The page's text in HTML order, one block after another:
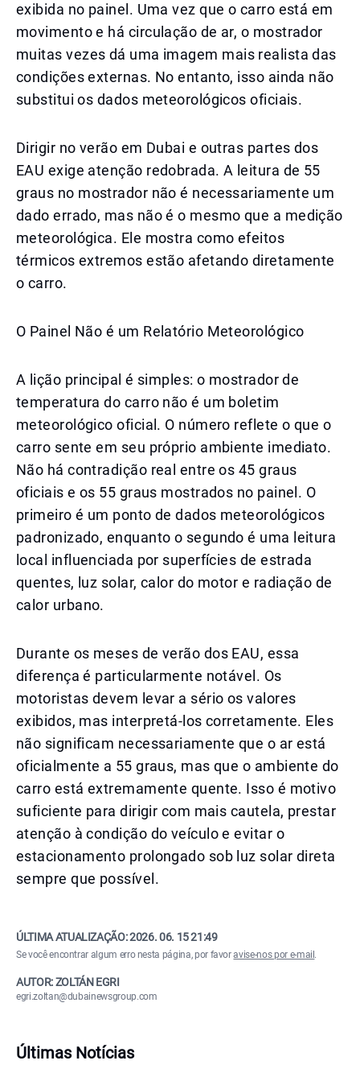
exibida no painel. Uma vez que o carro está em
movimento e há circulação de ar, o mostrador
muitas vezes dá uma imagem mais realista das
condições externas. No entanto, isso ainda não
substitui os dados meteorológicos oficiais.
Dirigir no verão em Dubai e outras partes dos
EAU exige atenção redobrada. A leitura de 55
graus no mostrador não é necessariamente um
dado errado, mas não é o mesmo que a medição
meteorológica. Ele mostra como efeitos
térmicos extremos estão afetando diretamente
o carro.
O Painel Não é um Relatório Meteorológico
A lição principal é simples: o mostrador de
temperatura do carro não é um boletim
meteorológico oficial. O número reflete o que o
carro sente em seu próprio ambiente imediato.
Não há contradição real entre os 45 graus
oficiais e os 55 graus mostrados no painel. O
primeiro é um ponto de dados meteorológicos
padronizado, enquanto o segundo é uma leitura
local influenciada por superfícies de estrada
quentes, luz solar, calor do motor e radiação de
calor urbano.
Durante os meses de verão dos EAU, essa
diferença é particularmente notável. Os
motoristas devem levar a sério os valores
exibidos, mas interpretá-los corretamente. Eles
não significam necessariamente que o ar está
oficialmente a 55 graus, mas que o ambiente do
carro está extremamente quente. Isso é motivo
suficiente para dirigir com mais cautela, prestar
atenção à condição do veículo e evitar o
estacionamento prolongado sob luz solar direta
sempre que possível.
ÚLTIMA ATUALIZAÇÃO:2026. 06. 15 21:49
Se você encontrar algum erro nesta página, por favoravise-nos por e-mail .
AUTOR: ZOLTÁN EGRI
egri.zoltan@dubainewsgroup.com
Últimas Notícias